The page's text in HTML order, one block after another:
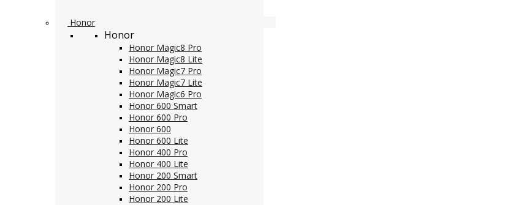
Honor
Honor
Honor Magic8 Pro
Honor Magic8 Lite
Honor Magic7 Pro
Honor Magic7 Lite
Honor Magic6 Pro
Honor 600 Smart
Honor 600 Pro
Honor 600
Honor 600 Lite
Honor 400 Pro
Honor 400 Lite
Honor 200 Smart
Honor 200 Pro
Honor 200 Lite